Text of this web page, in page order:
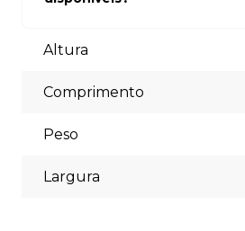
está à disposição para auxiliá-lo.
(5% off) cartões de crédito, boleto
escolher a opção que melhor se
Altura
Comprimento
Peso
Largura